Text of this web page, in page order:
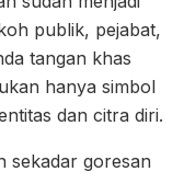
publik, pejabat,
tangan khas
hanya simbol
dan citra diri.
sekadar goresan